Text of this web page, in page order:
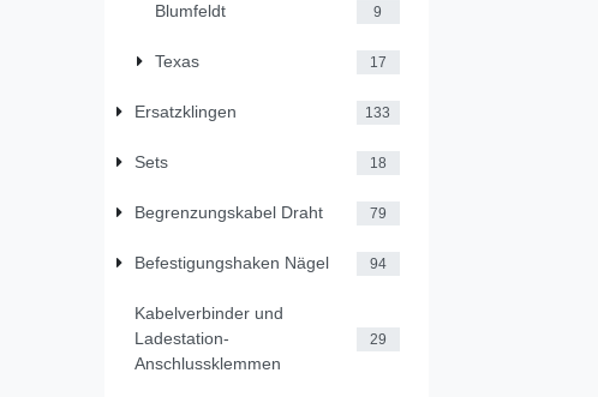
Blumfeldt 9
Texas 17
Ersatzklingen 133
Sets 18
Begrenzungskabel Draht 79
Befestigungshaken Nägel 94
Kabelverbinder und
Ladestation-
Anschlussklemmen
29